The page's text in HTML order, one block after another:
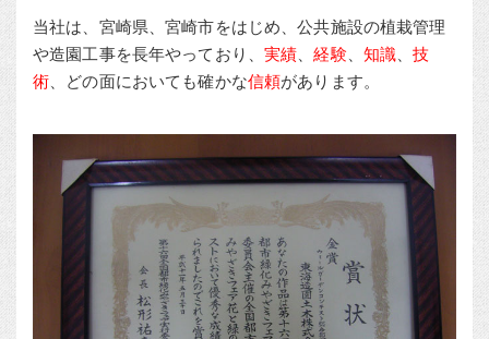
当社は、宮崎県、宮崎市をはじめ、公共施設の植栽管理
や造園工事を長年やっており、 実績 、経験 知識 、技
術 、どの面においても確かな信頼があります。